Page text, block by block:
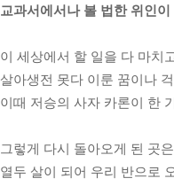
교과서에서나 볼 법한 위인
이 세상에서 할 일을 다 마치
살아생전 못다 이룬 꿈이나
이때 저승의 사자 카론이 한
그렇게 다시 돌아오게 된 곳
열두 살이 되어 우리 반으로